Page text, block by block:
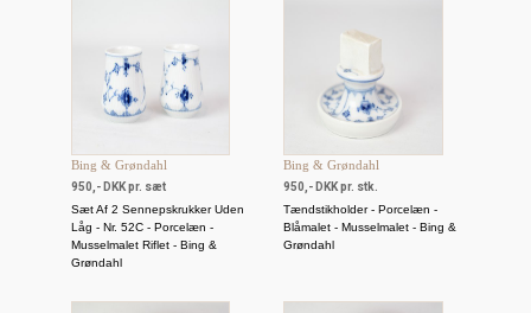
Bing & Grøndahl
950,- DKK pr. sæt
Sæt Af 2 Sennepskrukker Uden
Låg - Nr. 52C - Porcelæn -
Musselmalet Riflet - Bing &
Grøndahl
Bing & Grøndahl
950,- DKK pr. stk.
Tændstikholder - Porcelæn -
Blåmalet - Musselmalet - Bing &
Grøndahl